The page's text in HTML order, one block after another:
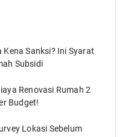
Kena Sanksi? Ini Syarat
Subsidi
Renovasi Rumah 2
Budget!
Lokasi Sebelum